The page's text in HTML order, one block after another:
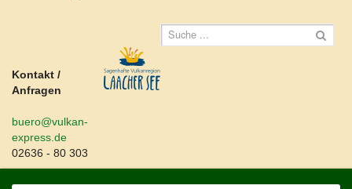
Kontakt /
Anfragen
buero@vulkan-
express.de
02636 - 80 303